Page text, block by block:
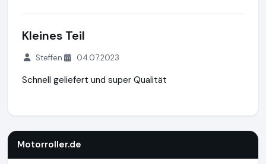
Kleines Teil
Steffen 04.07.2023
Schnell geliefert und super Qualität
Motorroller.de